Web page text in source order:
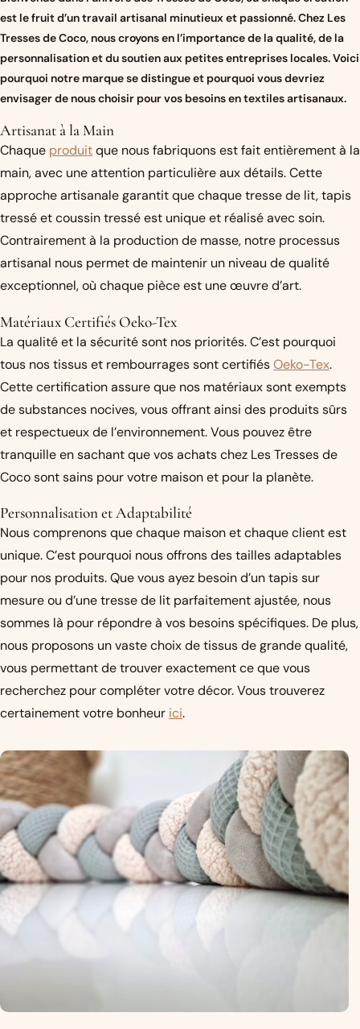
est le fruit d’un travail artisanal minutieux et passionné. Chez Les
Tresses de Coco, nous croyons en l’importance de la qualité, de la
personnalisation et du soutien aux petites entreprises locales. Voici
pourquoi notre marque se distingue et pourquoi vous devriez
envisager de nous choisir pour vos besoins en textiles artisanaux.
Artisanat à la Main
Chaque produitque nous fabriquons est fait entièrement à la
main, avec une attention particulière aux détails. Cette
approche artisanale garantit que chaque tresse de lit, tapis
tressé et coussin tressé est unique et réalisé avec soin.
Contrairement à la production de masse, notre processus
artisanal nous permet de maintenir un niveau de qualité
exceptionnel, où chaque pièce est une œuvre d’art.
Matériaux Certifiés Oeko-Tex
La qualité et la sécurité sont nos priorités. C’est pourquoi
tous nos tissus et rembourrages sont certifiésOeko-Tex.
Cette certification assure que nos matériaux sont exempts
de substances nocives, vous offrant ainsi des produits sûrs
et respectueux de l’environnement. Vous pouvez être
tranquille en sachant que vos achats chez Les Tresses de
Coco sont sains pour votre maison et pour la planète.
Personnalisation et Adaptabilité
Nous comprenons que chaque maison et chaque client est
unique. C’est pourquoi nous offrons des tailles adaptables
pour nos produits. Que vous ayez besoin d’un tapis sur
mesure ou d’une tresse de lit parfaitement ajustée, nous
sommes là pour répondre à vos besoins spécifiques. De plus,
nous proposons un vaste choix de tissus de grande qualité,
vous permettant de trouver exactement ce que vous
recherchez pour compléter votre décor. Vous trouverez
certainement votre bonheur ici.